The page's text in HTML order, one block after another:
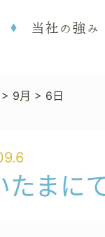
当社の強み
> 9月 > 6日
たまに